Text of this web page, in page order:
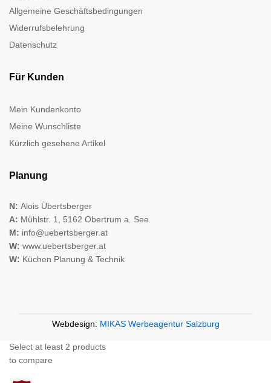
Allgemeine Geschäftsbedingungen
Widerrufsbelehrung
Datenschutz
Für Kunden
Mein Kundenkonto
Meine Wunschliste
Kürzlich gesehene Artikel
Planung
N: Alois Übertsberger
A: Mühlstr. 1, 5162 Obertrum a. See
M: info@uebertsberger.at
W: www.uebertsberger.at
W: Küchen Planung & Technik
Webdesign: MIKAS Werbeagentur Salzburg
Select at least 2 products
to compare